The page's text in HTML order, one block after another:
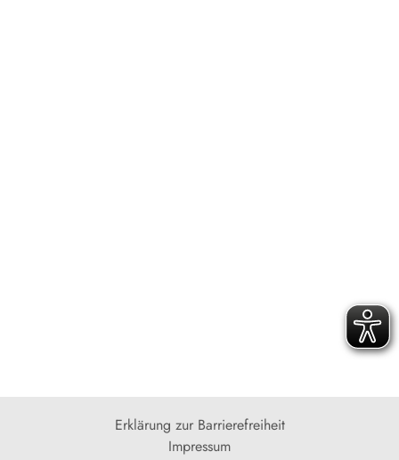
Erklärung zur Barrierefreiheit
Impressum